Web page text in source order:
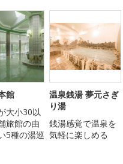
館
大小30以
旅館の由
5種の湯巡
温泉銭湯 夢元さぎ
り湯
銭湯感覚で温泉を
気軽に楽しめる